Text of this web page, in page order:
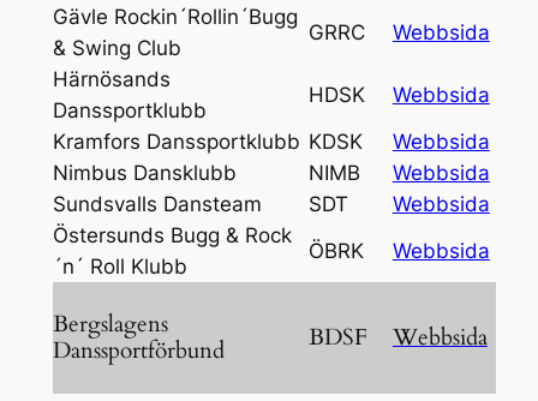
Gävle Rockin´Rollin´Bugg
& Swing Club
GRRC
Webbsida
Härnösands
Danssportklubb
HDSK
Webbsida
Kramfors Danssportklubb KDSK
Webbsida
Nimbus Dansklubb
NIMB
Webbsida
Sundsvalls Dansteam
SDT
Webbsida
Östersunds Bugg & Rock
´n´ Roll Klubb
ÖBRK Webbsida
Bergslagens
Danssportförbund
BDSF Webbsida